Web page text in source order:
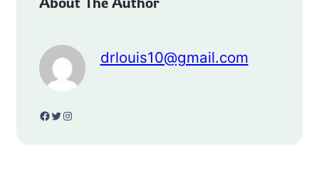
drlouis10@gmail.com
Facebook Twitter Instagram